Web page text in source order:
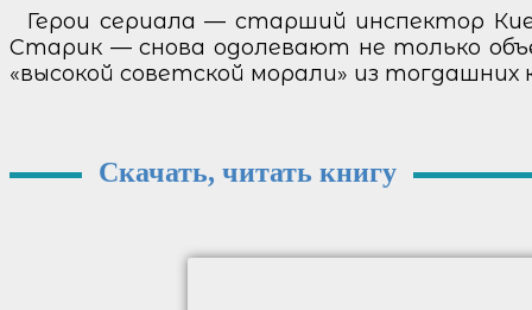
Герои сериала — старший инспектор
Старик — снова одолевают не только
«высокой советской морали» из
Скачать, читать книгу